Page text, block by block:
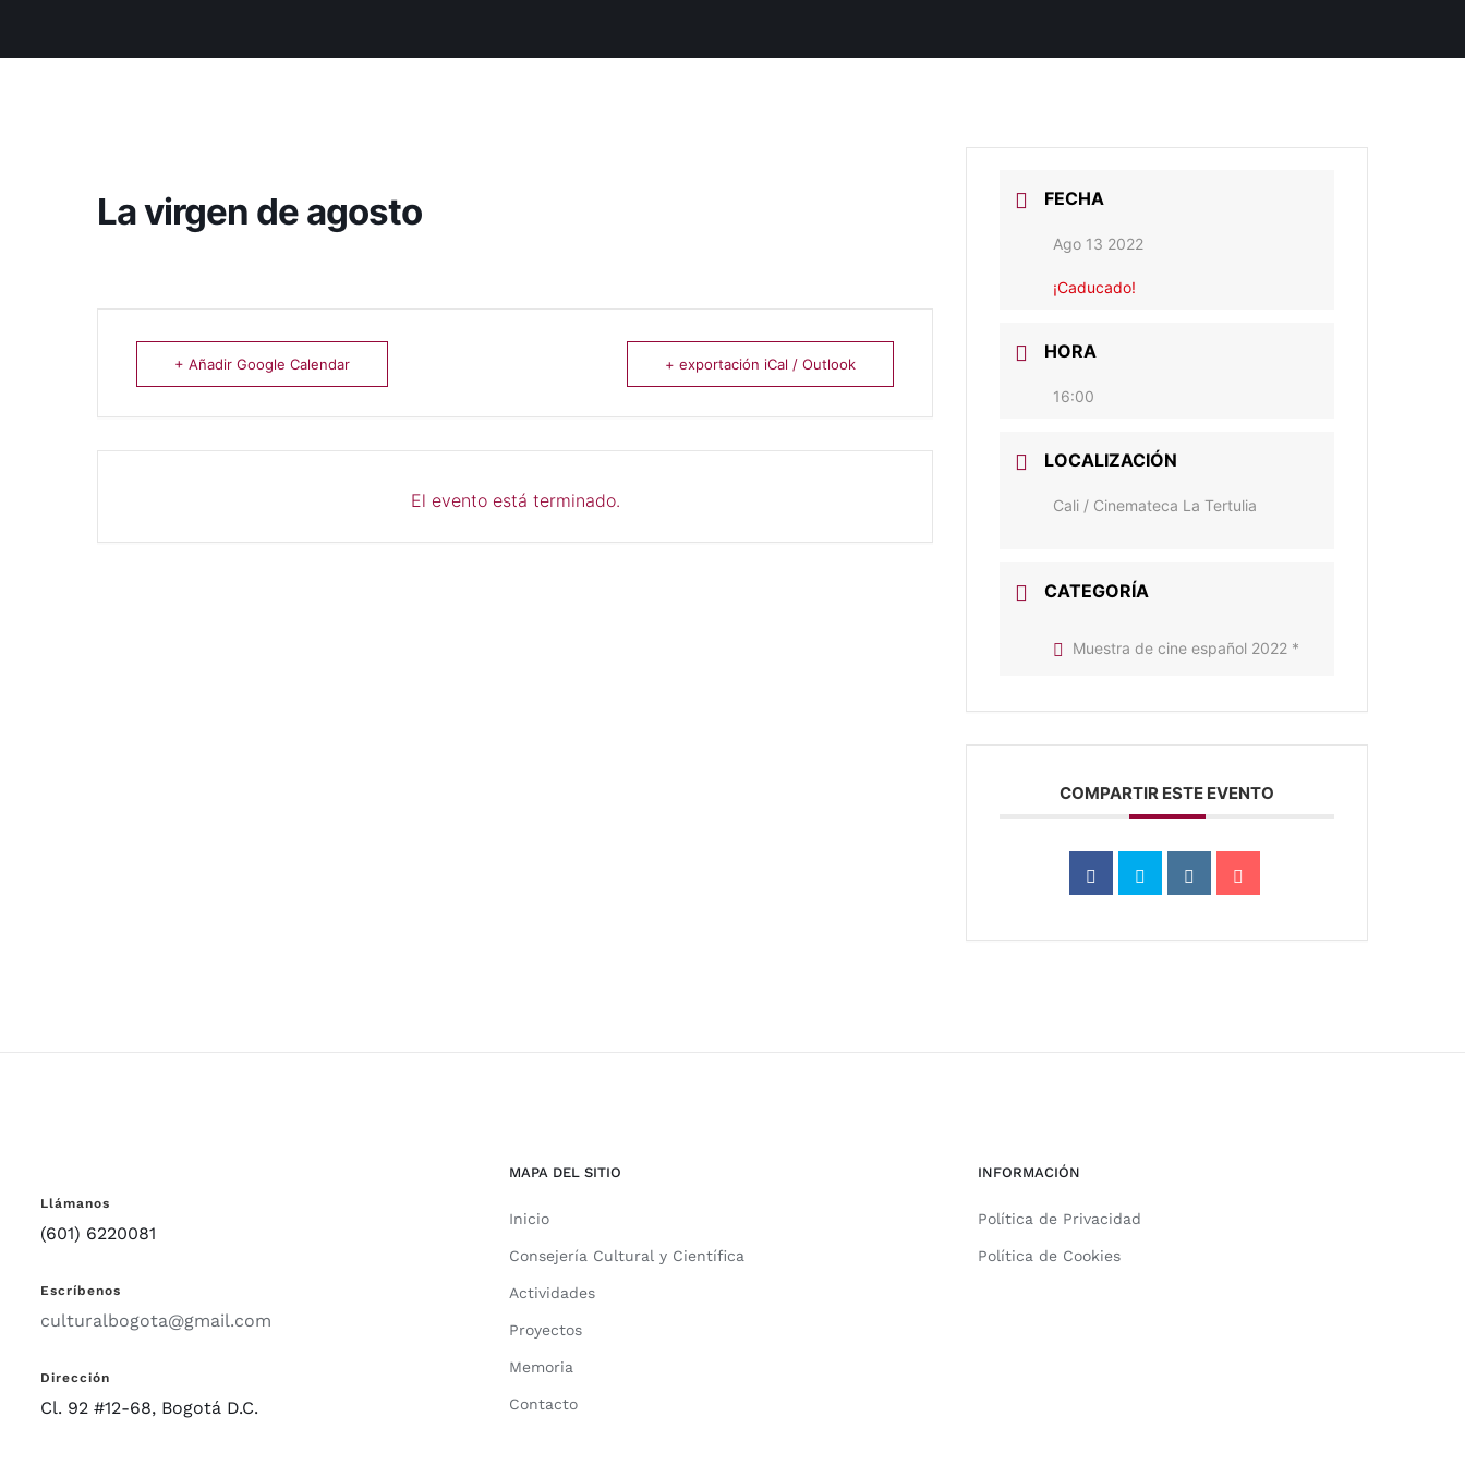
La virgen de agosto
+ Añadir Google Calendar + exportación iCal / Outlook
El evento está terminado.
FECHA
Ago 13 2022
¡Caducado!
HORA
16:00
LOCALIZACIÓN
Cali / Cinemateca La Tertulia
CATEGORÍA
Muestra de cine español 2022 *
COMPARTIR ESTE EVENTO
Llámanos
(601) 6220081
Escríbenos
culturalbogota@gmail.com
Dirección
Cl. 92 #12-68, Bogotá D.C.
MAPA DEL SITIO
Inicio
Consejería Cultural y Científica
Actividades
Proyectos
Memoria
Contacto
INFORMACIÓN
Política de Privacidad
Política de Cookies